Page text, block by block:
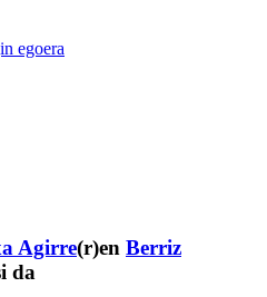
egoera
Agirre(r)en Berriz
da